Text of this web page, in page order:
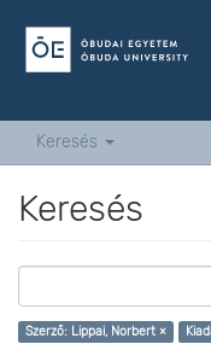
Keresés
Keresés
Szerző: Lippai, Norbert ×